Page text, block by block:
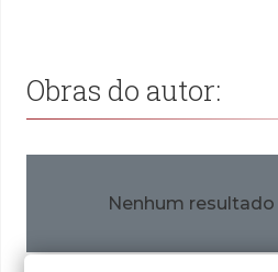
Obras do autor:
Nenhum